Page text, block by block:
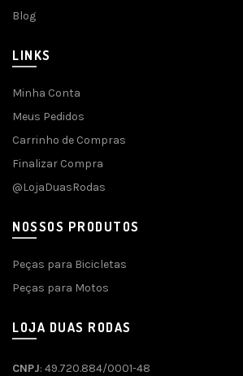
Blog
LINKS
Minha Conta
Meus Pedidos
Carrinho de Compras
Finalizar Compra
@LojaDuasRodas
NOSSOS PRODUTOS
Peças para Bicicletas
Peças para Motos
LOJA DUAS RODAS
CNPJ: 49.720.884/0001-48